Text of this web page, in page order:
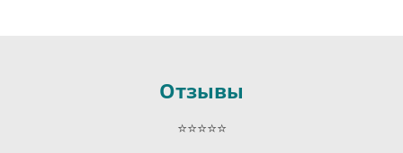
Отзывы
⭐⭐⭐⭐⭐